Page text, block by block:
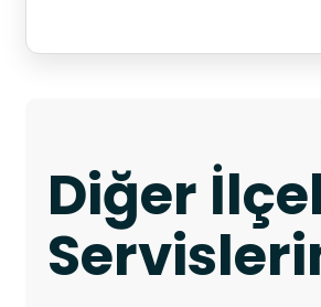
Diğer